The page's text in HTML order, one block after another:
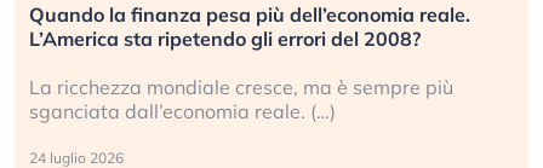
Quando la finanza pesa più dell’economia reale.
L’America sta ripetendo gli errori del 2008?
La ricchezza mondiale cresce, ma è sempre più
sganciata dall’economia reale. (…)
24 luglio 2026